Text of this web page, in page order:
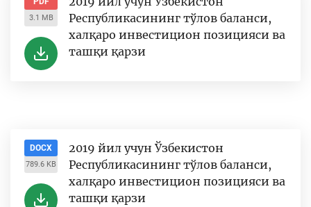
3.1 MB
Республикасининг тўлов баланси,
халқаро инвестицион позицияси ва
ташқи қарзи
DOCX
789.6 KB
2019 йил учун Ўзбекистон
Республикасининг тўлов баланси,
халқаро инвестицион позицияси ва
ташқи қарзи